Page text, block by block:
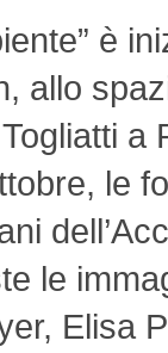
è
allo
a
le
le
Elisa